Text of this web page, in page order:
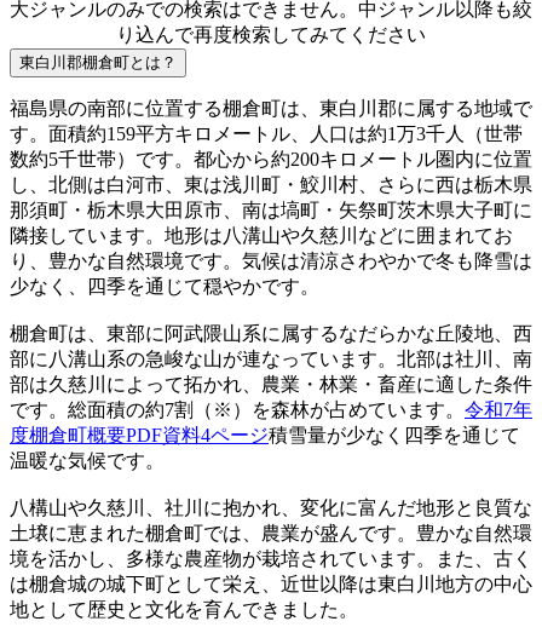
大ジャンルのみでの検索はできません。中ジャンル以降も絞
り込んで再度検索してみてください
東白川郡棚倉町とは？
福島県の南部に位置する棚倉町は、東白川郡に属する地域で
す。面積約159平方キロメートル、人口は約1万3千人（世帯
数約5千世帯）です。都心から約200キロメートル圏内に位置
し、北側は白河市、東は浅川町・鮫川村、さらに西は栃木県
那須町・栃木県大田原市、南は塙町・矢祭町茨木県大子町に
隣接しています。地形は八溝山や久慈川などに囲まれてお
り、豊かな自然環境です。気候は清涼さわやかで冬も降雪は
少なく、四季を通じて穏やかです。
棚倉町は、東部に阿武隈山系に属するなだらかな丘陵地、西
部に八溝山系の急峻な山が連なっています。北部は社川、南
部は久慈川によって拓かれ、農業・林業・畜産に適した条件
です。総面積の約7割（※）を森林が占めています。 令和7年
度棚倉町概要PDF資料4ページ積雪量が少なく四季を通じて
温暖な気候です。
八構山や久慈川、社川に抱かれ、変化に富んだ地形と良質な
土壌に恵まれた棚倉町では、農業が盛んです。豊かな自然環
境を活かし、多様な農産物が栽培されています。また、古く
は棚倉城の城下町として栄え、近世以降は東白川地方の中心
地として歴史と文化を育んできました。